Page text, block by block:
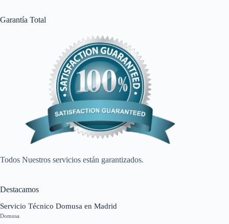
Garantía Total
Todos Nuestros servicios están garantizados.
Destacamos
Servicio Técnico Domusa en Madrid
Domusa